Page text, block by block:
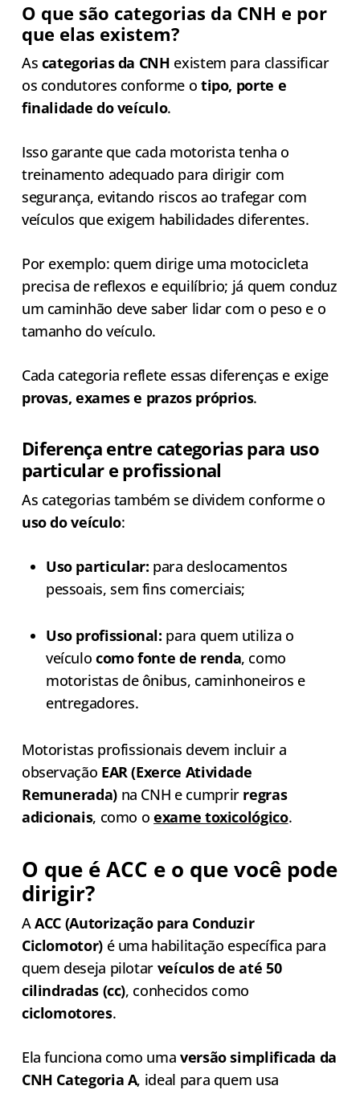
O que são categorias da CNH e por
que elas existem?
As categorias da CNH existem para classificar
os condutores conforme o tipo, porte e
finalidade do veículo.
Isso garante que cada motorista tenha o
treinamento adequado para dirigir com
segurança, evitando riscos ao trafegar com
veículos que exigem habilidades diferentes.
Por exemplo: quem dirige uma motocicleta
precisa de reflexos e equilíbrio; já quem conduz
um caminhão deve saber lidar com o peso e o
tamanho do veículo.
Cada categoria reflete essas diferenças e exige
provas, exames e prazos próprios.
Diferença entre categorias para uso
particular e profissional
As categorias também se dividem conforme o
uso do veículo:
Uso particular: para deslocamentos
pessoais, sem fins comerciais;
Uso profissional: para quem utiliza o
veículo como fonte de renda, como
motoristas de ônibus, caminhoneiros e
entregadores.
Motoristas profissionais devem incluir a
observação EAR (Exerce Atividade
Remunerada)na CNH e cumprir regras
adicionais, como oexame toxicológico.
O que é ACC e o que você pode
dirigir?
AACC (Autorização para Conduzir
Ciclomotor)é uma habilitação específica para
quem deseja pilotar veículos de até 50
cilindradas (cc), conhecidos como
ciclomotores.
Ela funciona como uma versão simplificada da
CNH Categoria A, ideal para quem usa